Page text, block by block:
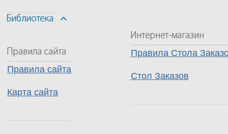
Правила Стола
Стол Заказов
Правила сайта
Карта сайта